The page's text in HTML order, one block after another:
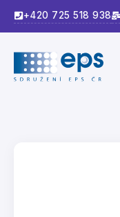
+420 725 518 938